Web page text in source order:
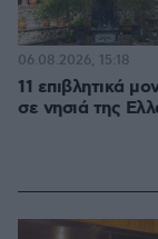
11 επιβλητικά
σε νησιά της
06.08.2026, 15:18